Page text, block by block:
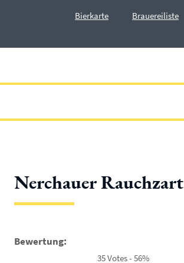
Bierkarte Brauereiliste
Nerchauer Rauchzart
Bewertung:
35 Votes - 56%